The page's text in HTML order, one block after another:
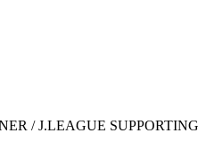
/ J.LEAGUE SUPPORTING